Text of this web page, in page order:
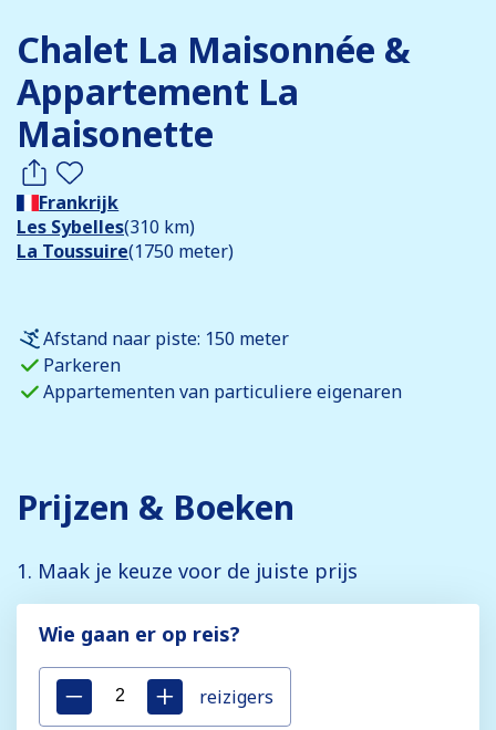
Chalet La Maisonnée &
Appartement La
Maisonette
Frankrijk
Les Sybelles(310 km)
La Toussuire(1750 meter)
Afstand naar piste: 150 meter
Parkeren
Appartementen van particuliere eigenaren
Prijzen & Boeken
1. Maak je keuze voor de juiste prijs
Wie gaan er op reis?
reizigers